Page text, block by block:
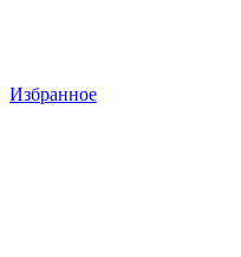
Избранное